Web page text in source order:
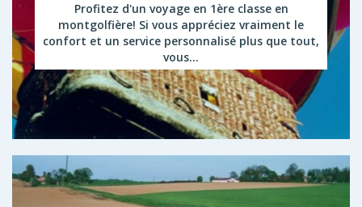
Profitez d'un voyage en 1ère classe en
montgolfière! Si vous appréciez vraiment le
confort et un service personnalisé plus que tout,
vous...